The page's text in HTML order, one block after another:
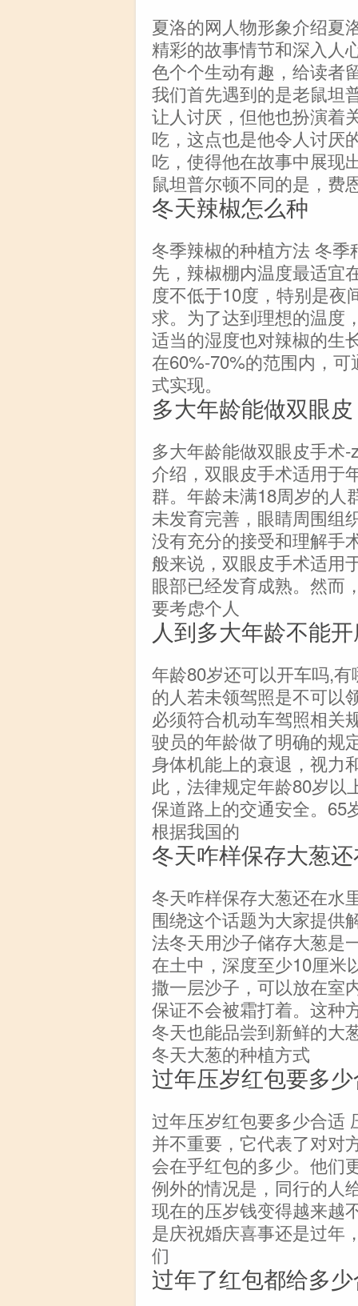
夏洛的网人物形象介绍夏
精彩的故事情节和深入人
色个个生动有趣，给读者
我们首先遇到的是老鼠坦
让人讨厌，但他也扮演着
吃，这点也是他令人讨厌
吃，使得他在故事中展现
鼠坦普尔顿不同的是，费
冬天辣椒怎么种
冬季辣椒的种植方法 冬
先，辣椒棚内温度最适宜
度不低于10度，特别是夜
求。为了达到理想的温度
适当的湿度也对辣椒的生
在60%-70%的范围内，
式实现。
多大年龄能做双眼皮
多大年龄能做双眼皮手术
介绍，双眼皮手术适用于
群。年龄未满18周岁的人
未发育完善，眼睛周围组
没有充分的接受和理解手
般来说，双眼皮手术适用
眼部已经发育成熟。然而
要考虑个人
人到多大年龄不能
年龄80岁还可以开车吗,
的人若未领驾照是不可以
必须符合机动车驾照相关
驶员的年龄做了明确的规
身体机能上的衰退，视力
此，法律规定年龄80岁以
保道路上的交通安全。65
根据我国的
冬天咋样保存大葱
冬天咋样保存大葱还在水
围绕这个话题为大家提供
法冬天用沙子储存大葱是
在土中，深度至少10厘米
撒一层沙子，可以放在室
保证不会被霜打着。这种
冬天也能品尝到新鲜的大
冬天大葱的种植方式
过年压岁红包要多
过年压岁红包要多少合适
并不重要，它代表了对对
会在乎红包的多少。他们
例外的情况是，同行的人
现在的压岁钱变得越来越
是庆祝婚庆喜事还是过年
们
过年了红包都给多